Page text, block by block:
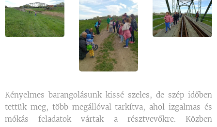
Kényelmes barangolásunk kissé szeles, de szép időben
tettük meg, több megállóval tarkítva, ahol izgalmas és
mókás feladatok vártak a résztvevőkre. Közben